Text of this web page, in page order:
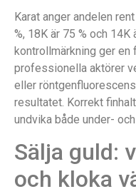
Karat anger andelen
%, 18K är 75 % och 14K
kontrollmärkning ger en
professionella aktörer
eller
resultatet. Korrekt
undvika både under-
Sälja guld:
och kloka